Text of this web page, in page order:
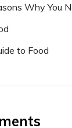
Why You
to Food